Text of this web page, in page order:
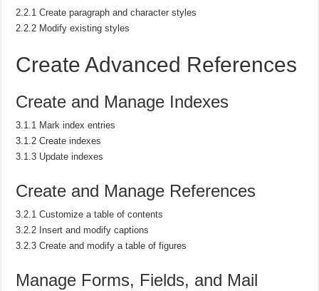
2.2.1 Create paragraph and character styles
2.2.2 Modify existing styles
Create Advanced References
Create and Manage Indexes
3.1.1 Mark index entries
3.1.2 Create indexes
3.1.3 Update indexes
Create and Manage References
3.2.1 Customize a table of contents
3.2.2 Insert and modify captions
3.2.3 Create and modify a table of figures
Manage Forms, Fields, and Mail